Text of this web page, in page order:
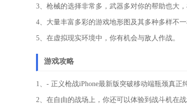
3、枪械的选择非常多，武器多对你的帮助也大
4、大量丰富多彩的游戏地形图及其多种多样不
5、在虚拟现实环境中，你有机会与敌人作战。
游戏攻略
1、- 正义枪战iPhone最新版突破移动端瓶颈真正
2、在自由的战场上，你还可以体验到战斗机在